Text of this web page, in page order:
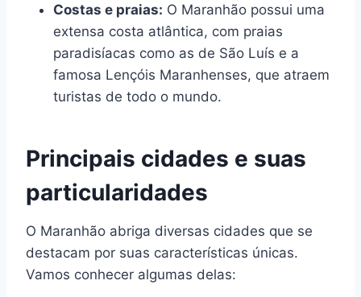
Costas e praias: O Maranhão possui uma
extensa costa atlântica, com praias
paradisíacas como as de São Luís e a
famosa Lençóis Maranhenses, que atraem
turistas de todo o mundo.
Principais cidades e suas
particularidades
O Maranhão abriga diversas cidades que se
destacam por suas características únicas.
Vamos conhecer algumas delas: